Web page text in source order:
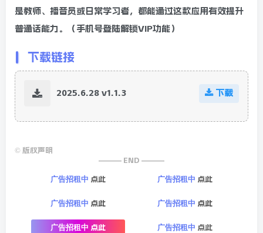
是教师、播音员或日常学习者，都能通过这款应用有效提升
普通话能力。（手机号登陆解锁VIP功能）
下载链接
2025.6.28 v1.1.3 下载
© 版权声明
——— END ———
广告招租中 点此 广告招租中 点此
广告招租中 点此 广告招租中 点此
广告招租中 点此 广告招租中 点此